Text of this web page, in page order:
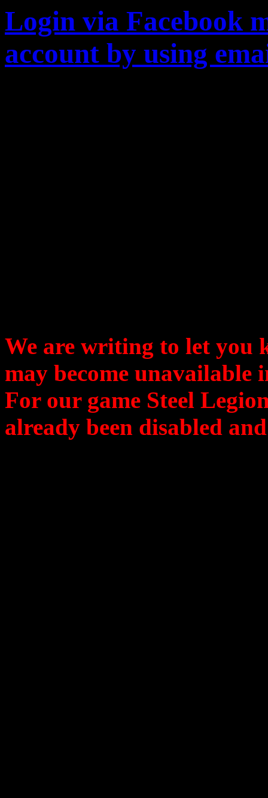
Login via Facebook
account by using
We are writing to let you
may become unavailable
For our game Steel
already been disabled